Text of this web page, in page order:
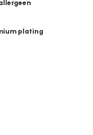
plating